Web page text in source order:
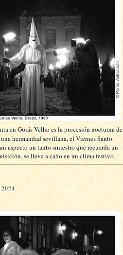
en Goiás Velho es la procesión nocturna de
hermandad sevillana, el Viernes Santo.
aspecto un tanto siniestro que recuerda un
se lleva a cabo en un clima festivo.